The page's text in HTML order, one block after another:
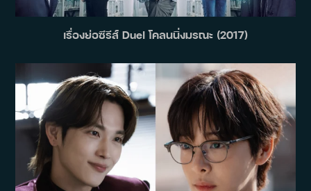
เรื่องย่อซีรีส์ Duel โคลนนิ่งมรณะ (2017)